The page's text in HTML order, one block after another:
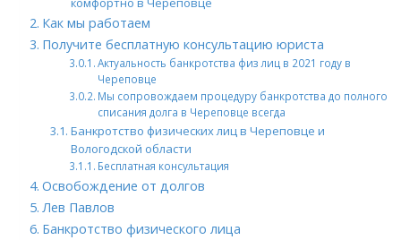
Как мы работаем
Получите бесплатную консультацию юриста
Актуальность банкротства физ лиц в 2021 году в
Череповце
Мы сопровождаем процедуру банкротства до полного
списания долга в Череповце всегда
Банкротство физических лиц в Череповце и
Вологодской области
Бесплатная консультация
Освобождение от долгов
Лев Павлов
Банкротство физического лица